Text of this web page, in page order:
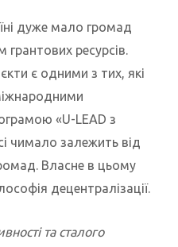
дуже мало громад
ресурсів.
є одними з тих, які
«U-LEAD з
чимало залежить від
Власне в цьому
децентралізації.
та сталого